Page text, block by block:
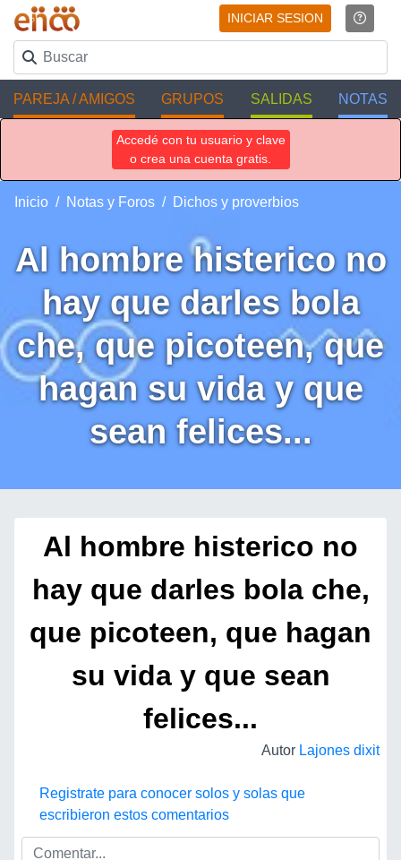
INICIAR SESION
PAREJA / AMIGOS GRUPOS SALIDAS NOTAS
Accedé con tu usuario y clave
o crea una cuenta gratis.
Inicio Notas y Foros Dichos y proverbios
Al hombre histerico no
hay que darles bola
che, que picoteen, que
hagan su vida y que
sean felices...
Al hombre histerico no
hay que darles bola che,
que picoteen, que hagan
su vida y que sean
felices...
Autor Lajones dixit
Registrate para conocer solos y solas que
escribieron estos comentarios